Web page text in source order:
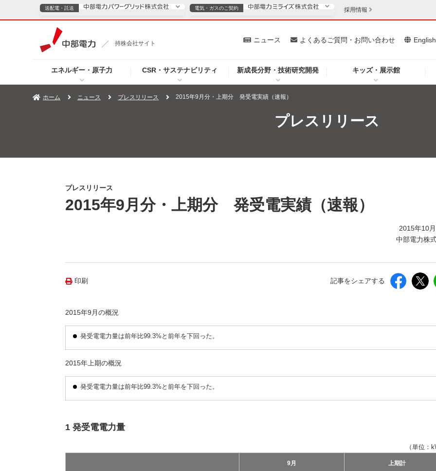
持株会社サイト
エネルギー・原子力 CSR・サステナビリティ 新成長分野・技術研究開発 キッズ・展示館
ニュース よくあるご質問・お問い合わせ English
送配電・託送
TOPページへ ご案内 安定供給
企業情報
電気・ガスのご契約
電気・ガスのご契約
TOPページへ 個人のお客さま 法人のお客さま
採用情報
ホーム ニュース プレスリリース 2015年9月分・上期分 発受電実績（速報）
プレスリリース
プレスリリース
2015年9月分・上期分 発受電実績（速報）
2015年10
中部電力株
印刷 記事をシェアする
2015年9月の概況
発受電電力量は前年比99.3%と前年を下回った。
2015年上期の概況
発受電電力量は前年比99.3%と前年を下回った。
1 発受電電力量
（単位：
9月 上期計